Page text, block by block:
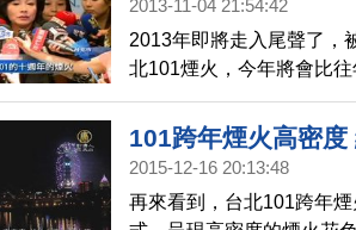
2013-11-04 21:54:42
2013年即將走入尾聲了，
北101煙火，今年將會比
年煙火要走入歷史了，
直，放下去」。
101跨年煙火高密
2015-12-16 20:13:48
再來看到，台北101跨年